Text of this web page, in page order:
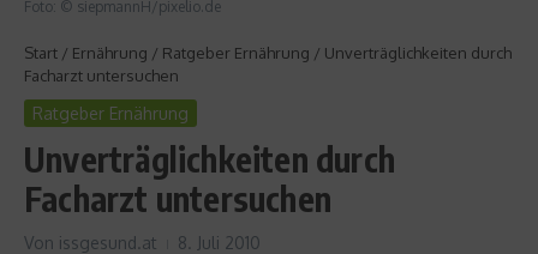
Foto: © siepmannH/pixelio.de
Start / Ernährung / Ratgeber Ernährung / Unverträglichkeiten durch
Facharzt untersuchen
Ratgeber Ernährung
Unverträglichkeiten durch
Facharzt untersuchen
Von issgesund.at 8. Juli 2010